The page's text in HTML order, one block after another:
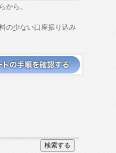
から。
の少ない口座振り込み
検索する